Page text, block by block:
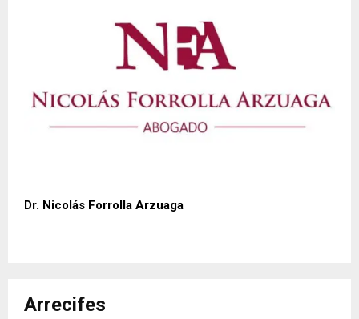
Dr. Nicolás Forrolla Arzuaga
Arrecifes